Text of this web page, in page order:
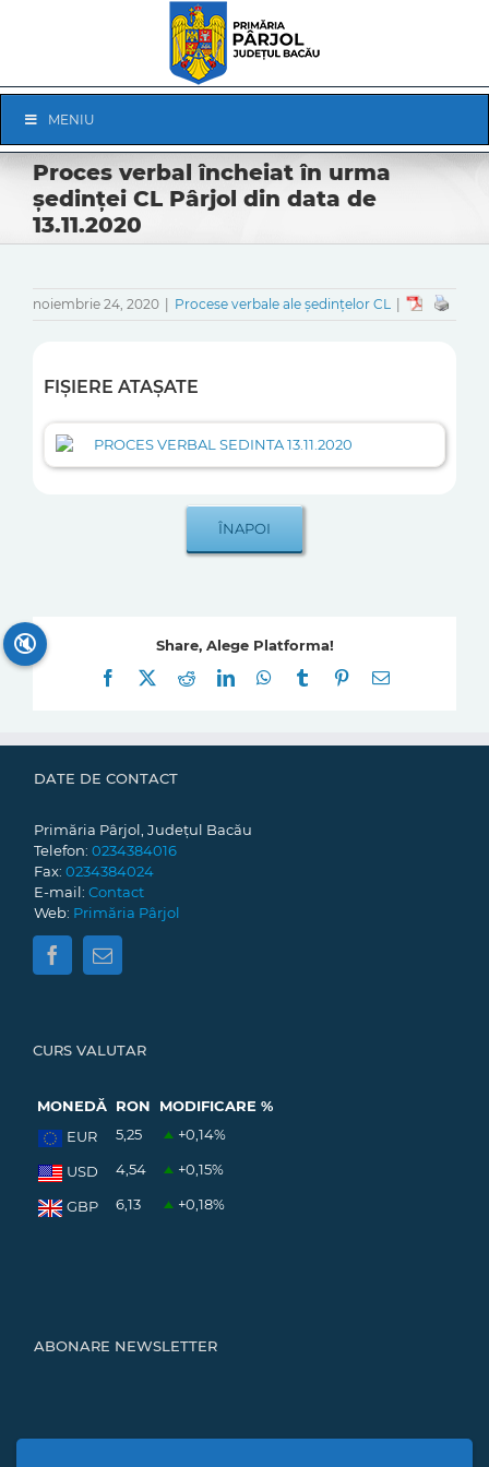
Navigation
MENIU
Proces verbal încheiat în urma
ședinței CL Pârjol din data de
13.11.2020
noiembrie 24, 2020 Procese verbale ale ședințelor CL
FIȘIERE ATAȘATE
PROCES VERBAL SEDINTA 13.11.2020
Share, Alege Platforma!
Facebook
RedditLinkedInWhatsApp
Tumblr Pinterest
E-
DATE DE CONTACT
Primăria Pârjol, Județul Bacău
Telefon: 0234384016
Fax: 0234384024
E-mail: Contact
Web: Primăria Pârjol
CURS VALUTAR
MONEDĂ RON
MODIFICARE %
EUR
5,25 +0,14%
USD 4,54 +0,15%
GBP 6,13 +0,18%
ABONARE NEWSLETTER
🔇